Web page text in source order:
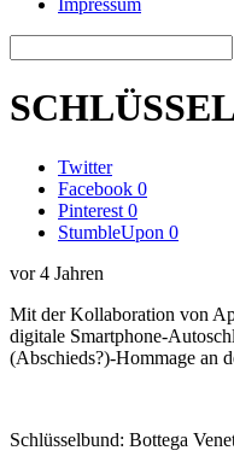
Impressum
Twitter
Facebook 0
Pinterest 0
StumbleUpon 0
vor 4 Jahren
Mit der Kollaboration von
digitale Smartphone-
(Abschieds?)-Hommage an
Schlüsselbund: Bottega